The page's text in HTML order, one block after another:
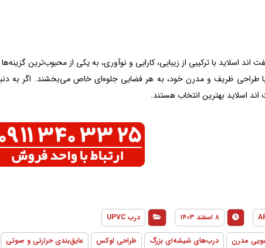
اند اسلاید با ترکیبی از زیبایی، کارایی و نوآوری، به یکی از محبوب‌ترین
با طراحی ظریف و مدرن خود، به هر فضایی جلوه‌ای خاص می‌بخشند. اگر به
اند اسلاید بهترین انتخاب هستند.
۸ اسفند ۱۴۰۳ درب UPVC
مدرن درب‌های شیشه‌ای بزرگ طراحی لوکس عایق‌بندی حرارتی و صوتی